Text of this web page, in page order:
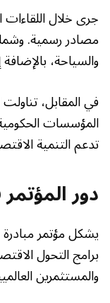
جرى خلال
مصادر رسمية. وشملت
والسياحة،
في المقابل،
المؤسسات
تدعم التنمية
دور
يشكل مؤتمر
والمستثمرين